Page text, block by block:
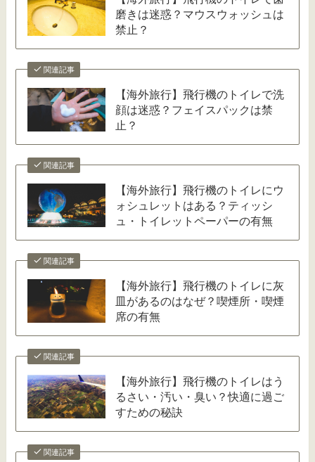
磨きは迷惑？マウスウォッシュは
禁止？
関連記事
【海外旅行】飛行機のトイレで洗
顔は迷惑？フェイスパックは禁
止？
関連記事
【海外旅行】飛行機のトイレにウ
ォシュレットはある？ティッシ
ュ・トイレットペーパーの有無
関連記事
【海外旅行】飛行機のトイレに灰
皿があるのはなぜ？喫煙所・喫煙
席の有無
関連記事
【海外旅行】飛行機のトイレはう
るさい・汚い・臭い？快適に過ご
すための秘訣
関連記事